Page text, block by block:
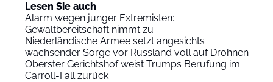
Lesen Sie auch
Alarm wegen junger Extremisten:
Gewaltbereitschaft nimmt zu
Niederländische Armee setzt angesichts
wachsender Sorge vor Russland voll auf Drohnen
Oberster Gerichtshof weist Trumps Berufung im
Carroll-Fall zurück